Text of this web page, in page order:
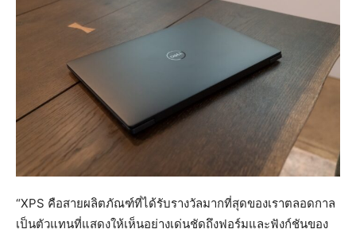
“XPS คือสายผลิตภัณฑ์ที่ได้รับรางวัลมากที่สุดของเราตลอดกาล
เป็นตัวแทนที่แสดงให้เห็นอย่างเด่นชัดถึงฟอร์มและฟังก์ชันของ